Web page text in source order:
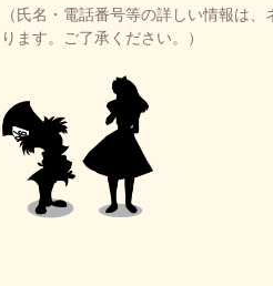
（氏名・電話番号等の詳しい情報は
ります。ご了承ください。）